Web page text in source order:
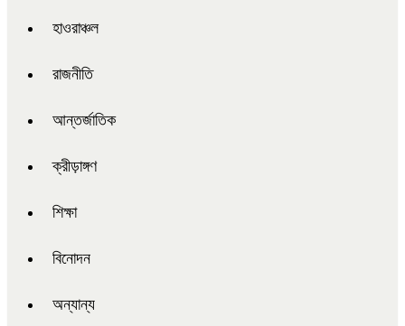
হাওরাঞ্চল
রাজনীতি
আন্তর্জাতিক
ক্রীড়াঙ্গণ
শিক্ষা
বিনোদন
অন্যান্য